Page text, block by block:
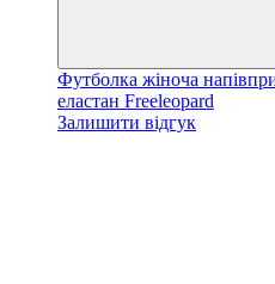
Футболка жіноча
еластан Freeleopard
Залишити відгук